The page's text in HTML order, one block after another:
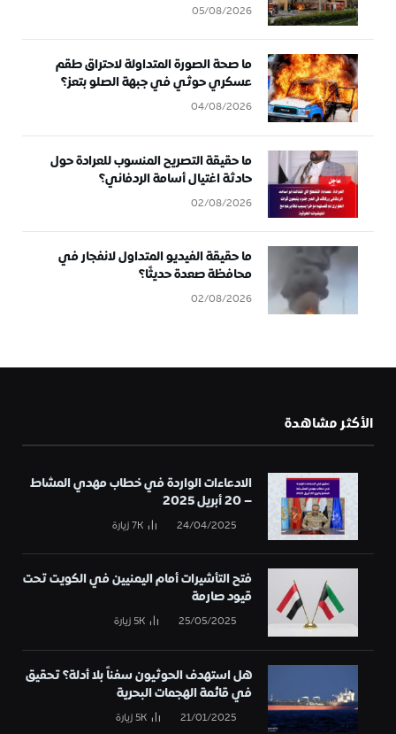
05/08/2026
ما صحة الصورة المتداولة لاحتراق طقم
عسكري حوثي في جبهة الصلو بتعز؟
04/08/2026
ما حقيقة التصريح المنسوب للعرادة حول
حادثة اغتيال أسامة الردفاني؟
02/08/2026
ما حقيقة الفيديو المتداول لانفجار في
محافظة صعدة حديثًا؟
02/08/2026
الأكثر مشاهدة
الادعاءات الواردة في خطاب مهدي المشاط
– 20 أبريل 2025
24/04/2025
7Kزيارة
فتح التأشيرات أمام اليمنيين في الكويت تحت
قيود صارمة
25/05/2025
5Kزيارة
هل استهدف الحوثيون سفناً بلا أدلة؟ تحقيق
في قائمة الهجمات البحرية
21/01/2025
5Kزيارة